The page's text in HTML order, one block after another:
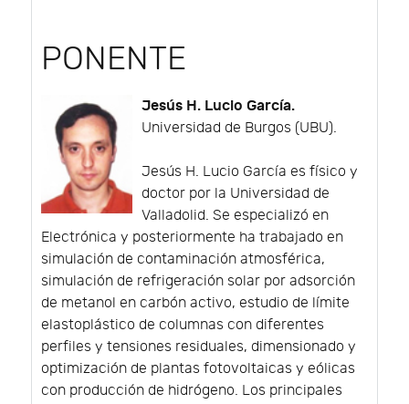
PONENTE
Jesús H. Lucio García.
Universidad de Burgos (UBU).
Jesús H. Lucio García es físico y
doctor por la Universidad de
Valladolid. Se especializó en
Electrónica y posteriormente ha trabajado en
simulación de contaminación atmosférica,
simulación de refrigeración solar por adsorción
de metanol en carbón activo, estudio de límite
elastoplástico de columnas con diferentes
perfiles y tensiones residuales, dimensionado y
optimización de plantas fotovoltaicas y eólicas
con producción de hidrógeno. Los principales